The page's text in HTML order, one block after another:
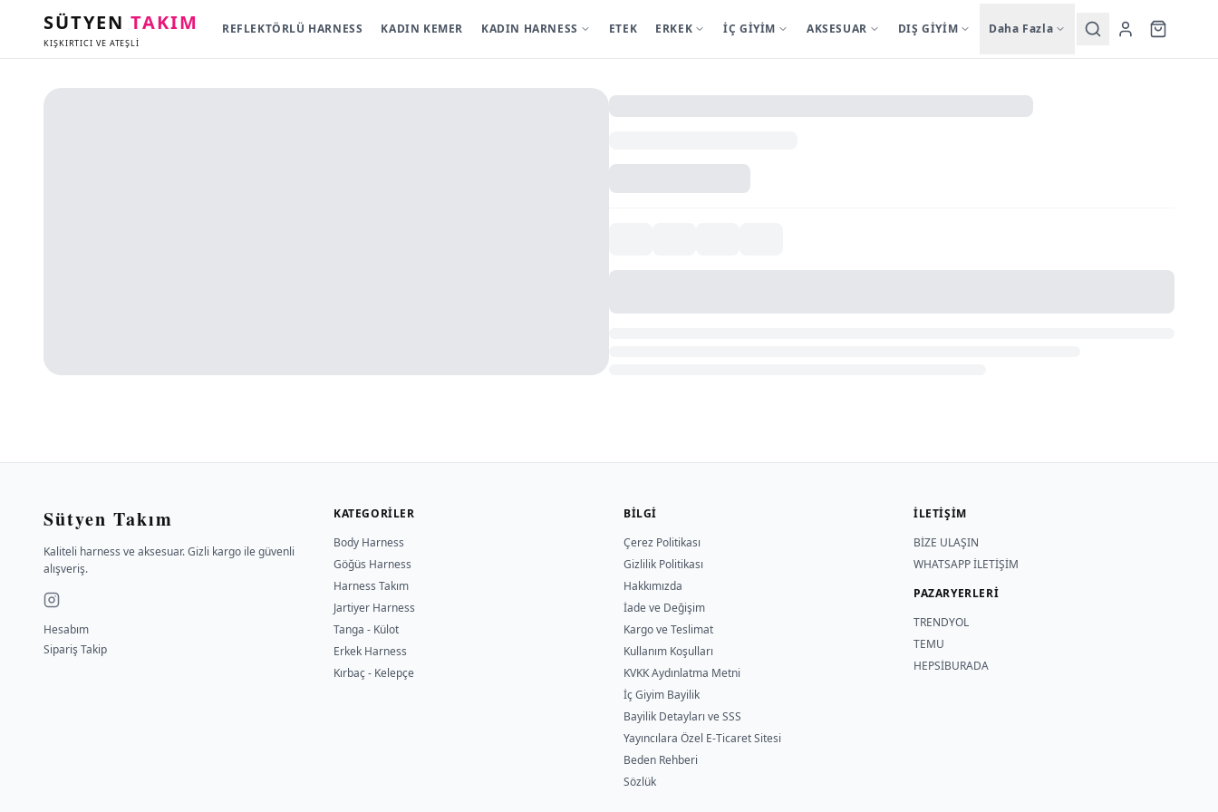
SÜTYEN TAKIM
KIŞKIRTICI VE ATEŞLİ
REFLEKTÖRLÜ HARNESS KADIN KEMER KADIN HARNESS ETEK ERKEK İÇ GİYİM AKSESUAR DIŞ GİYİM Daha Fazla
Sütyen Takım
Kaliteli harness ve aksesuar. Gizli kargo ile güvenli
alışveriş.
Hesabım
Sipariş Takip
KATEGORILER
Body Harness
Göğüs Harness
Harness Takım
Jartiyer Harness
Tanga - Külot
Erkek Harness
Kırbaç - Kelepçe
BILGI
Çerez Politikası
Gizlilik Politikası
Hakkımızda
İade ve Değişim
Kargo ve Teslimat
Kullanım Koşulları
KVKK Aydınlatma Metni
İç Giyim Bayilik
Bayilik Detayları ve SSS
Yayıncılara Özel E-Ticaret Sitesi
Beden Rehberi
Sözlük
İLETİŞİM
BİZE ULAŞIN
WHATSAPP İLETİŞİM
PAZARYERLERİ
TRENDYOL
TEMU
HEPSİBURADA